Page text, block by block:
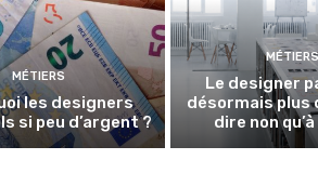
MÉTIERS
les designers
si peu d’argent ?
MÉTIERS
Le designer
désormais plus
dire non